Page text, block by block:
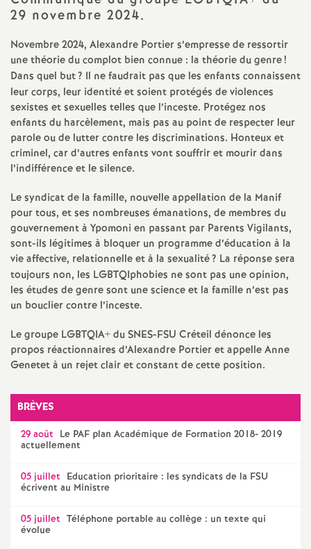
o
n
a
d
e
s
n
s
e
g
n
29 novembre 2024.
Novembre 2024, Alexandre Portier s’empresse de ressortir
une théorie du complot bien connue : la théorie du genre!
Dans quel but? Il ne faudrait pas que les enfants connaissent
leur corps, leur identité et soient protégés de violences
sexistes et sexuelles telles que l’inceste. Protégez nos
enfants du harcèlement, mais pas au point de respecter leur
parole ou de lutter contre les discriminations. Honteux et
criminel, car d’autres enfants vont souffrir et mourir dans
l’indifférence et le silence.
Le syndicat de la famille, nouvelle appellation de la Manif
pour tous, et ses nombreuses émanations, de membres du
gouvernement à Ypomoni en passant par Parents Vigilants,
sont-ils légitimes à bloquer un programme d’éducation à la
vie affective, relationnelle et à la sexualité? La réponse sera
toujours non, les LGBTQIphobies ne sont pas une opinion,
les études de genre sont une science et la famille n’est pas
un bouclier contre l’inceste.
Le groupe LGBTQIA+ duSNES-FSU Créteil dénonce les
propos réactionnaires d’Alexandre Portier et appelle Anne
Genetet à un rejet clair et constant de cette position.
BRÈVES
29 août Le PAF plan Académique de Formation 2018- 2019
actuellement
05 juillet Education prioritaire : les syndicats de la FSU
écrivent au Ministre
05 juillet Téléphone portable au collège : un texte qui
évolue